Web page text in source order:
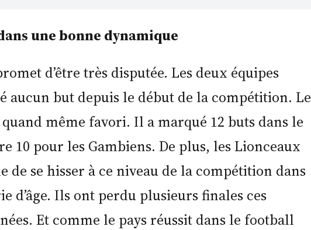
une bonne dynamique
d’être très disputée. Les deux équipes
aucun but depuis le début de la compétition. Le
même favori. Il a marqué 12 buts dans le
10 pour les Gambiens. De plus, les Lionceaux
de se hisser à ce niveau de la compétition dans
d’âge. Ils ont perdu plusieurs finales ces
Et comme le pays réussit dans le football